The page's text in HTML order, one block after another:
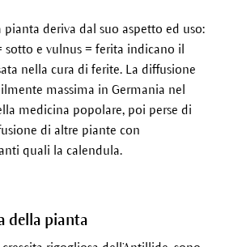
deriva dal suo aspetto ed uso:
e vulnus = ferita indicano il
nella cura di ferite. La diffusione
massima in Germania nel
medicina popolare, poi perse di
di altre piante con
quali la calendula.
della pianta